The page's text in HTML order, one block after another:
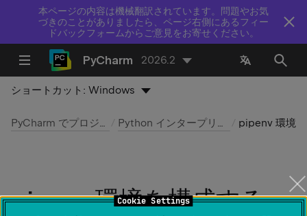
Cookie Settings
本ページの内容は機械翻訳されています。問題やお気
づきのことがありましたら、ページ右側にあるフィー
ドバックフォームからご意見をお寄せください。
PyCharm 2026.2
ショートカット:Windows
PyCharm でプロジェクトを構成 Python インタープリターを構成する pipenv 環境を構成する
pipenv 環境を構成する